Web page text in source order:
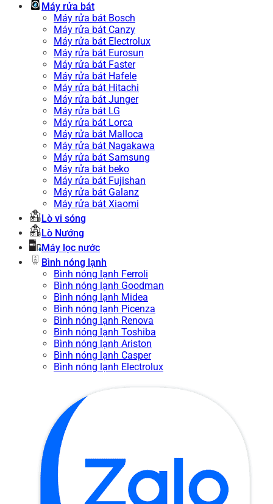
Máy rửa bát
Máy rửa bát Bosch
Máy rửa bát Canzy
Máy rửa bát Electrolux
Máy rửa bát Eurosun
Máy rửa bát Faster
Máy rửa bát Hafele
Máy rửa bát Hitachi
Máy rửa bát Junger
Máy rửa bát LG
Máy rửa bát Lorca
Máy rửa bát Malloca
Máy rửa bát Nagakawa
Máy rửa bát Samsung
Máy rửa bát beko
Máy rửa bát Fujishan
Máy rửa bát Galanz
Máy rửa bát Xiaomi
Lò vi sóng
Lò Nướng
Máy lọc nước
Bình nóng lạnh
Bình nóng lạnh Ferroli
Bình nóng lạnh Goodman
Bình nóng lạnh Midea
Bình nóng lạnh Picenza
Bình nóng lạnh Renova
Bình nóng lạnh Toshiba
Bình nóng lạnh Ariston
Bình nóng lạnh Casper
Bình nóng lạnh Electrolux